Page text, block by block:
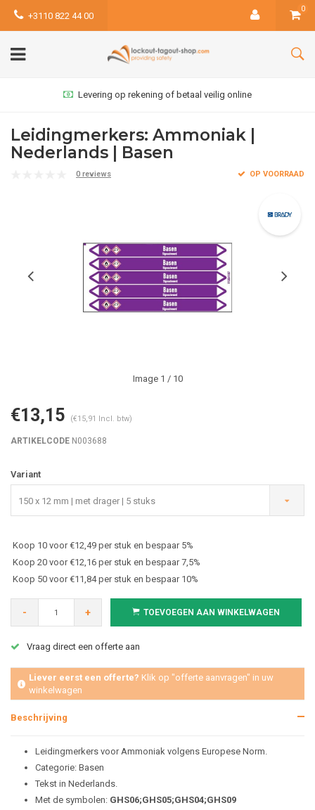
+3110 822 44 00
0
Levering op rekening of betaal veilig online
Leidingmerkers: Ammoniak |
Nederlands | Basen
0 reviews OP VOORRAAD
Image 1 / 10
€13,15 (€15,91 Incl. btw)
ARTIKELCODE N003688
Variant
150 x 12 mm | met drager | 5 stuks
Koop 10 voor €12,49 per stuk en bespaar 5%
Koop 20 voor €12,16 per stuk en bespaar 7,5%
Koop 50 voor €11,84 per stuk en bespaar 10%
- + TOEVOEGEN AAN WINKELWAGEN
Vraag direct een offerte aan
Liever eerst een offerte? Klik op "offerte aanvragen" in uw
winkelwagen
Beschrijving
Leidingmerkers voor Ammoniak volgens Europese Norm.
Categorie: Basen
Tekst in Nederlands.
Met de symbolen: GHS06;GHS05;GHS04;GHS09